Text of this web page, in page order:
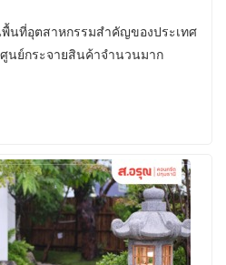
นที่อุตสาหกรรมสำคัญของประเทศ
นย์กระจายสินค้าจำนวนมาก